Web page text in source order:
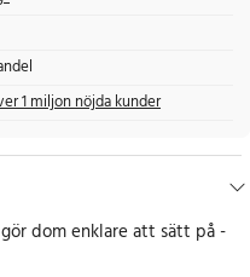
1 miljon nöjda kunder
dom enklare att sätt på -